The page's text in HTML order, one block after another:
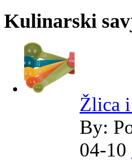
Kulinarski
Žlica
By:
04-10